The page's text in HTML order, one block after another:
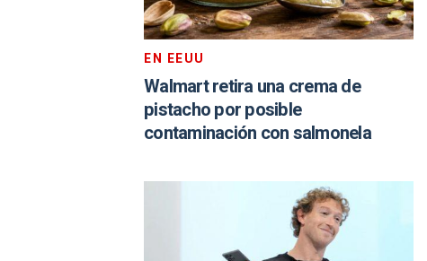
EN EEUU
Walmart retira una crema de
pistacho por posible
contaminación con salmonela